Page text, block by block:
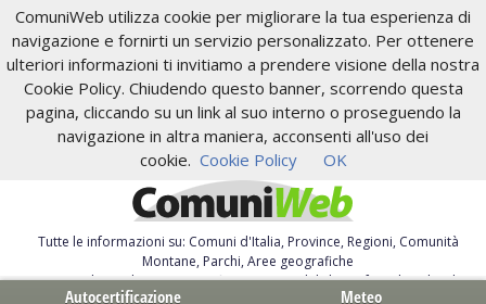
ComuniWeb utilizza cookie per migliorare la tua esperienza di
navigazione e fornirti un servizio personalizzato. Per ottenere
ulteriori informazioni ti invitiamo a prendere visione della nostra
Cookie Policy. Chiudendo questo banner, scorrendo questa
pagina, cliccando su un link al suo interno o proseguendo la
navigazione in altra maniera, acconsenti all'uso dei
cookie. Cookie Policy OK
Tutte le informazioni su: Comuni d'Italia, Province, Regioni, Comunità
Montane, Parchi, Aree geografiche
Servizi al Cittadino. Autocertificazione, moduli, leggi, free download
Autocertificazione
Meteo